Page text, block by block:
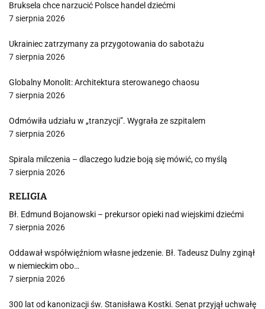
Bruksela chce narzucić Polsce handel dziećmi
7 sierpnia 2026
Ukrainiec zatrzymany za przygotowania do sabotażu
7 sierpnia 2026
Globalny Monolit: Architektura sterowanego chaosu
7 sierpnia 2026
Odmówiła udziału w „tranzycji”. Wygrała ze szpitalem
7 sierpnia 2026
Spirala milczenia – dlaczego ludzie boją się mówić, co myślą
7 sierpnia 2026
RELIGIA
Bł. Edmund Bojanowski – prekursor opieki nad wiejskimi dziećmi
7 sierpnia 2026
Oddawał współwięźniom własne jedzenie. Bł. Tadeusz Dulny zginął
w niemieckim obo…
7 sierpnia 2026
300 lat od kanonizacji św. Stanisława Kostki. Senat przyjął uchwałę